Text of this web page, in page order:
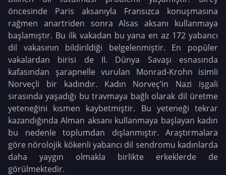
öncesinde Paris aksanıyla Fransızca konuşmasına
rağmen anartriden sonra Alsas aksanı kullanmaya
başlamıştır. Bu ilk vakadan bu yana en az 172 yabancı
dil vakasının bildirildiği belgelenmiştir. En popüler
vakalardan birisi de II. Dünya Savaşı esnasında
kafasından şarapnelle vurulan Monrad-Krohn isimli
Norveçli bir kadındır. Kadın Norveç’in Nazi işgali
sırasında yaşadığı bu travmaya bağlı olarak dil üretme
yeteneğini kısmen kaybetmiştir. Bu yeteneği tekrar
kazandığında Alman aksanı kullanmaya başlayan kadın
bu nedenle toplumdan dışlanmıştır. Araştırmalara
göre nörolojik kökenli yabancı dil sendromu kadınlarda
daha yaygın olmakla birlikte erkeklerde de
görülmektedir.